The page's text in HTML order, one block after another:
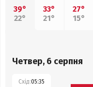
39°
22°
33°
21°
27°
15°
Четвер, 6 серпня
Схід:05:35